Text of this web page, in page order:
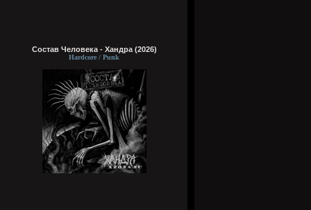
Состав Человека - Хандра (2026)
Hardcore / Punk